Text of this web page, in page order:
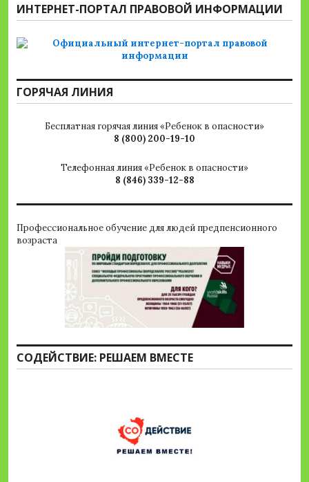
ИНТЕРНЕТ-ПОРТАЛ ПРАВОВОЙ ИНФОРМАЦИИ
ГОРЯЧАЯ ЛИНИЯ
Бесплатная горячая линия «Ребенок в опасности»
8 (800) 200-19-10
Телефонная линия «Ребенок в опасности»
8 (846) 339-12-88
Профессиональное обучение для людей предпенсионного
возраста
СОДЕЙСТВИЕ: РЕШАЕМ ВМЕСТЕ